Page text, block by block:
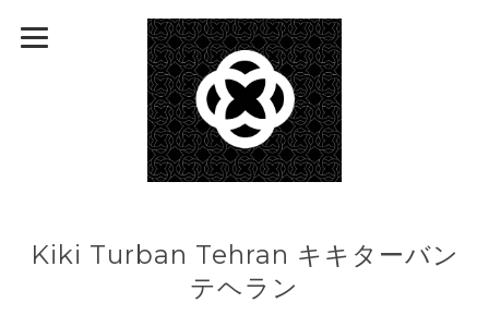
Kiki Turban Tehran キキターバン
テヘラン